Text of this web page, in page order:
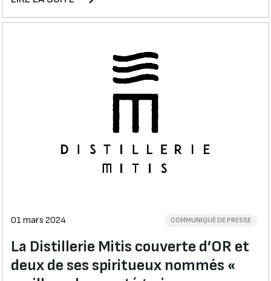
01 mars 2024 COMMUNIQUÉ DE PRESSE
La Distillerie Mitis couverte d’OR et
deux de ses spiritueux nommés «